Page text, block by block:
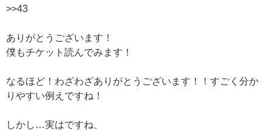
>>43
ありがとうございます！
僕もチケット読んでみます！
なるほど！わざわざありがとうございます！！すごく分か
りやすい例えですね！
しかし…実はですね、